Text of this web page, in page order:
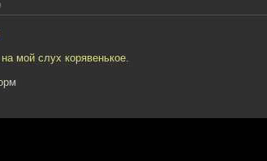
мой слух корявенькое.